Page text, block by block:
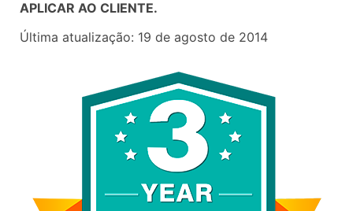
APLICAR AO CLIENTE.
Última atualização: 19 de agosto de 2014